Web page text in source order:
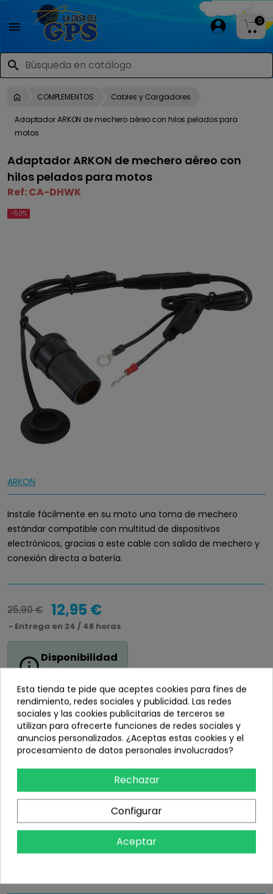

search
0
COMPLEMENTOS Cables y Cargadores
Adaptador ARKON de mechero aéreo con hilos pelados para
motos
Adaptador ARKON de mechero aéreo con
hilos pelados para motos
Ref:CA-DHWK
-50%
ARKON
Instale fácilmente en su moto una toma de mechero
estándar compatible con multitud de dispositivos
electrónicos, gracias a este cable con salida de mechero y
conexión directa a batería.
25,90 € 12,95 €
Entrega en 24 / 48 horas
info_outlineDisponibilidad
Añadir
shareCompartir
Información
Detalles del producto
Esta tienda te pide que aceptes cookies para fines de
rendimiento, redes sociales y publicidad. Las redes
sociales y las cookies publicitarias de terceros se
utilizan para ofrecerte funciones de redes sociales y
anuncios personalizados. ¿Aceptas estas cookies y el
procesamiento de datos personales involucrados?
Rechazar
Configurar
Aceptar